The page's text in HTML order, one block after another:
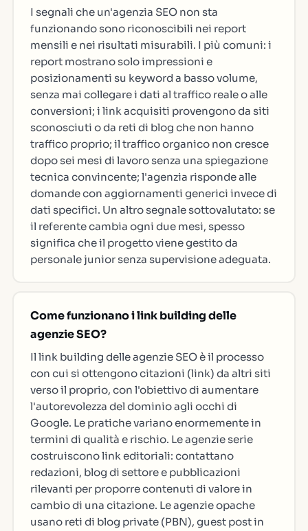
I segnali che un'agenzia SEO non sta
funzionando sono riconoscibili nei report
mensili e nei risultati misurabili. I più comuni: i
report mostrano solo impressioni e
posizionamenti su keyword a basso volume,
senza mai collegare i dati al traffico reale o alle
conversioni; i link acquisiti provengono da siti
sconosciuti o da reti di blog che non hanno
traffico proprio; il traffico organico non cresce
dopo sei mesi di lavoro senza una spiegazione
tecnica convincente; l'agenzia risponde alle
domande con aggiornamenti generici invece di
dati specifici. Un altro segnale sottovalutato: se
il referente cambia ogni due mesi, spesso
significa che il progetto viene gestito da
personale junior senza supervisione adeguata.
Come funzionano i link building delle
agenzie SEO?
Il link building delle agenzie SEO è il processo
con cui si ottengono citazioni (link) da altri siti
verso il proprio, con l'obiettivo di aumentare
l'autorevolezza del dominio agli occhi di
Google. Le pratiche variano enormemente in
termini di qualità e rischio. Le agenzie serie
costruiscono link editoriali: contattano
redazioni, blog di settore e pubblicazioni
rilevanti per proporre contenuti di valore in
cambio di una citazione. Le agenzie opache
usano reti di blog private (PBN), guest post in